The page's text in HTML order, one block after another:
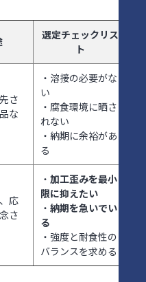
選定チェックリス
ト
さ
な
・溶接の必要がな
い
・腐食環境に晒さ
れない
・納期に余裕があ
る
、応
さ
・ 加工歪みを最小
限に抑えたい
・ 納期を急いでい
る
・強度と耐食性の
バランスを求める